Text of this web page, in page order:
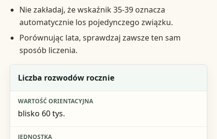
Nie zakładaj, że wskaźnik 35-39 oznacza
automatycznie los pojedynczego związku.
Porównując lata, sprawdzaj zawsze ten sam
sposób liczenia.
Wskaźnik
Wartość orientacyjna
Liczba rozwodów rocznie
blisko 60 tys.